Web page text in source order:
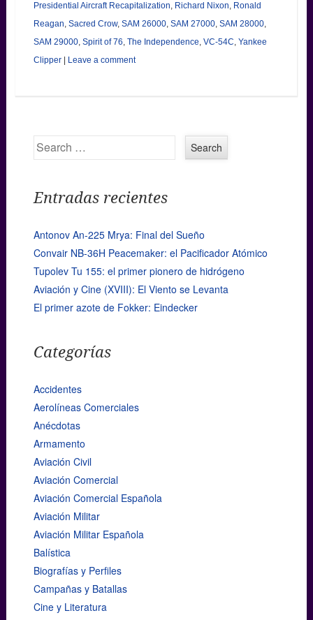
Presidential Aircraft Recapitalization, Richard Nixon, Ronald
Reagan, Sacred Crow, SAM 26000, SAM 27000, SAM 28000,
SAM 29000, Spirit of 76, The Independence, VC-54C, Yankee
Clipper
Leave a comment
Search
Entradas recientes
Antonov An-225 Mrya: Final del Sueño
Convair NB-36H Peacemaker: el Pacificador Atómico
Tupolev Tu 155: el primer pionero de hidrógeno
Aviación y Cine (XVIII): El Viento se Levanta
El primer azote de Fokker: Eindecker
Categorías
Accidentes
Aerolíneas Comerciales
Anécdotas
Armamento
Aviación Civil
Aviación Comercial
Aviación Comercial Española
Aviación Militar
Aviación Militar Española
Balística
Biografías y Perfiles
Campañas y Batallas
Cine y Literatura